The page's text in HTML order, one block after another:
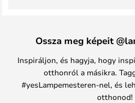
Ossza meg képeit
Inspiráljon, és hagyja, hogy
otthonról a másikra.
#yesLampemesteren-nel, és
otthonod!